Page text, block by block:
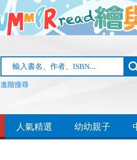
進階搜尋
人氣精選 幼幼親子